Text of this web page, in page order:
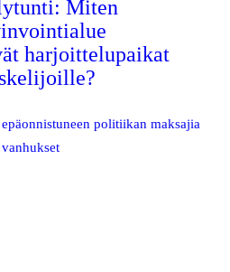
Miten
harjoittelupaikat